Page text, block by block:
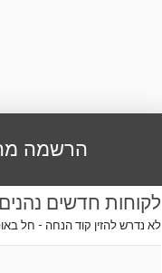
ועדכונים
הרשמה
לקוחות חדשים נהנים ב-3%
לא נדרש להזין קוד הנחה - חל